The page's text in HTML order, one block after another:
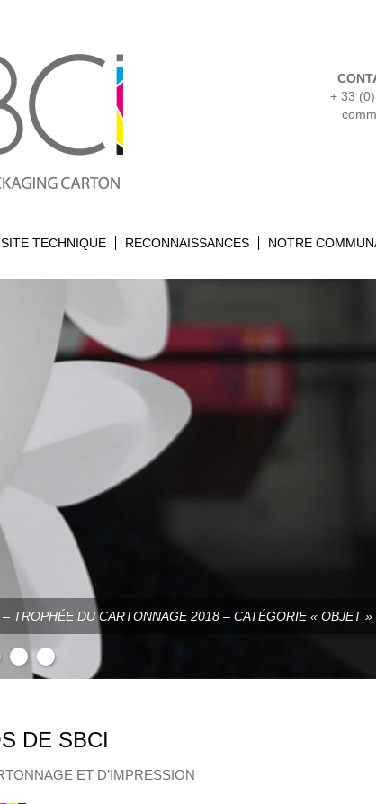
+ 33
TECHNIQUE RECONNAISSANCES NOTRE
TROPHÉE DU CARTONNAGE 2018 – CATÉGORIE « OBJET »
DE SBCI
ET D’IMPRESSION